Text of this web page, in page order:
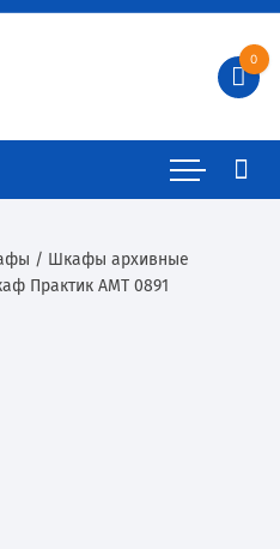
0
/ Шкафы архивные
Практик AMT 0891